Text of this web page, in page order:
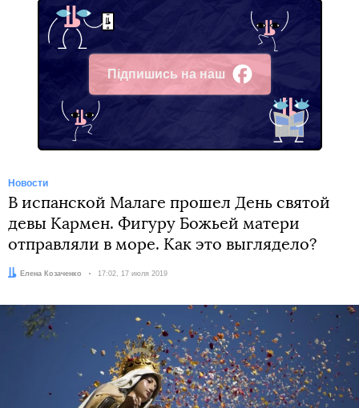
Підпишись на наш
Facebook
Новости
В испанской Малаге прошел День святой
девы Кармен. Фигуру Божьей матери
отправляли в море. Как это выглядело?
Автор:Елена Козаченко Дата:
17:02, 17 июля 2019